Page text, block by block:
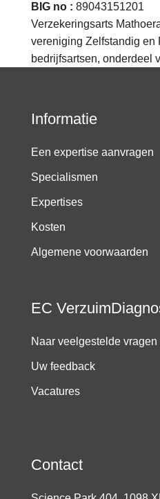
BIG no : 89043151201
Verzekeringsarts
vereniging Zelfstandig en
bedrijfsartsen, onderdeel
Informatie
Een expertise aanvragen
Specialismen
Expertises
Kosten
Algemene voorwaarden
EC
Naar veelgestelde vragen
Uw feedback
Vacatures
Contact